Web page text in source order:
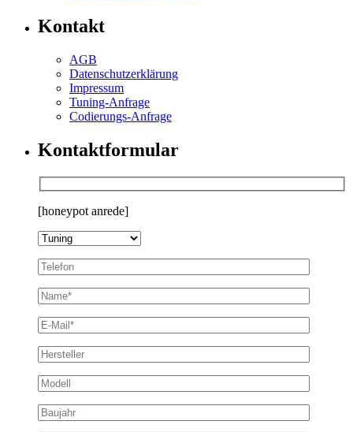
Kontakt
AGB
Datenschutzerklärung
Impressum
Tuning-Anfrage
Codierungs-Anfrage
Kontaktformular
[honeypot anrede]